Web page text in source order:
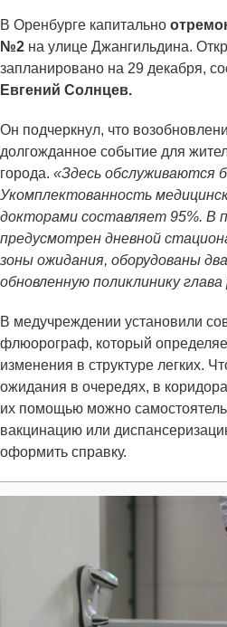
В Оренбурге капитально
№2 на улице Джангильдина.
запланировано на 29 декабря,
Евгений Солнцев.
Он подчеркнул, что
долгожданное событие для
города. «Здесь обслуживаются
Укомплектованность
докторами составляет 95%. В
предусмотрен дневной
зоны ожидания, оборудованы
обновленную поликлинику глава
В медучреждении установили
флюорограф, который
изменения в структуре легких.
ожидания в очередях, в
их помощью можно
вакцинацию или
оформить справку.